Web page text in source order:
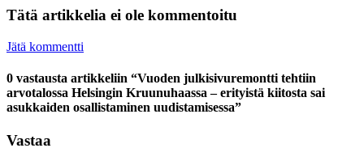
Tätä artikkelia ei ole kommentoitu
Jätä kommentti
0 vastausta artikkeliin “Vuoden julkisivuremontti tehtiin
arvotalossa Helsingin Kruunuhaassa – erityistä kiitosta sai
asukkaiden osallistaminen uudistamisessa”
Vastaa